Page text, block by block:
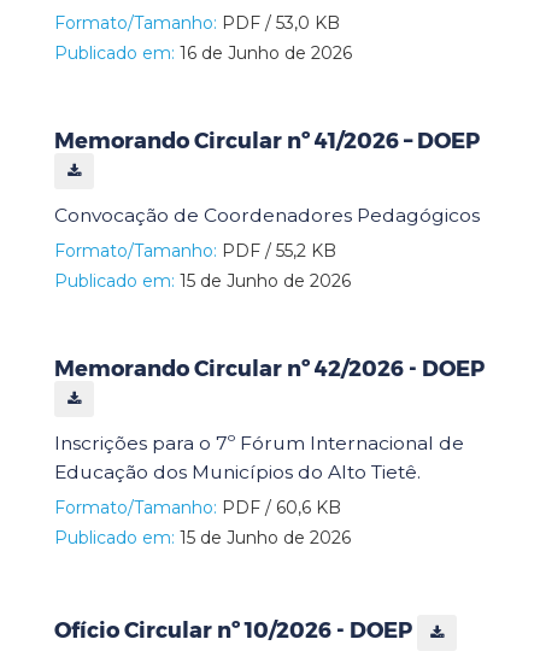
Formato/Tamanho: PDF / 53,0 KB
Publicado em: 16 de Junho de 2026
Memorando Circular nº 41/2026 – DOEP
Convocação de Coordenadores Pedagógicos
Formato/Tamanho: PDF / 55,2 KB
Publicado em: 15 de Junho de 2026
Memorando Circular nº 42/2026 - DOEP
Inscrições para o 7º Fórum Internacional de
Educação dos Municípios do Alto Tietê.
Formato/Tamanho: PDF / 60,6 KB
Publicado em: 15 de Junho de 2026
Ofício Circular nº 10/2026 - DOEP